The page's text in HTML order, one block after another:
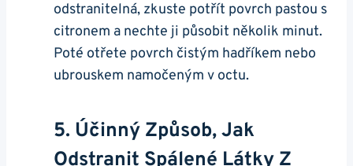
odstranitelná, zkuste ​potřít povrch pastou ⁣s⁤
citronem a ⁤nechte ​ji působit několik minut.
⁢Poté otřete povrch čistým hadříkem‌ nebo
ubrouskem namočeným‌ v ‌octu.
5. Účinný Způsob, ‌jak
Odstranit Spálené Látky Z